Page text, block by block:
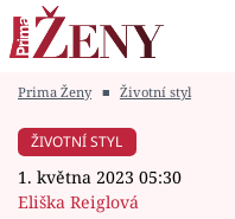
Módní alarm
Prima Ženy ■ Životní styl
ŽIVOTNÍ STYL
1. května 2023 05:30
Eliška Reiglová